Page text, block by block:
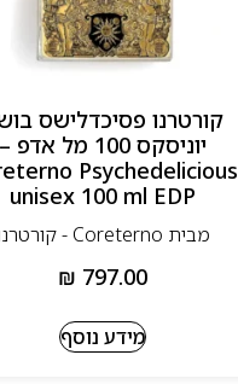
קורטרנו פסיכדלישס
יוניסקס 100 מל אדפ –
Psychedelicious
unisex 100 ml EDP
מבית Coreterno - קורטרנו
₪ 797.00
מידע נוסף